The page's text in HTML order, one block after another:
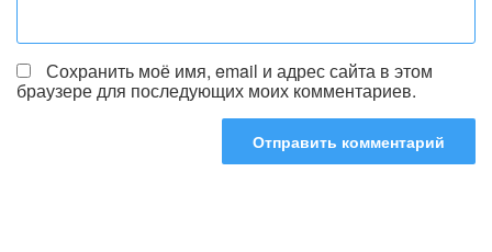
Сохранить моё имя, email и адрес сайта в этом
браузере для последующих моих комментариев.